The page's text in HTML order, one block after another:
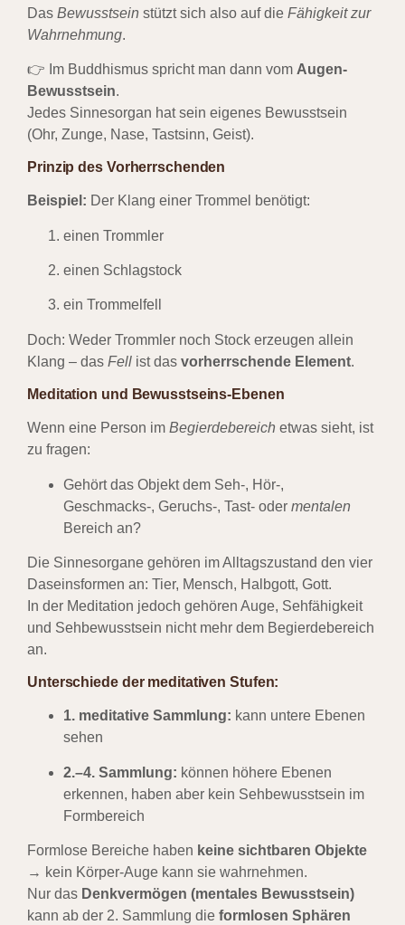
Das Bewusstsein stützt sich also auf die Fähigkeit zur
Wahrnehmung.
👉 Im Buddhismus spricht man dann vom Augen-
Bewusstsein.
Jedes Sinnesorgan hat sein eigenes Bewusstsein
(Ohr, Zunge, Nase, Tastsinn, Geist).
Prinzip des Vorherrschenden
Beispiel: Der Klang einer Trommel benötigt:
einen Trommler
einen Schlagstock
ein Trommelfell
Doch: Weder Trommler noch Stock erzeugen allein
Klang – das Fell ist das vorherrschende Element.
Meditation und Bewusstseins-Ebenen
Wenn eine Person im Begierdebereich etwas sieht, ist
zu fragen:
Gehört das Objekt dem Seh-, Hör-,
Geschmacks-, Geruchs-, Tast- oder mentalen
Bereich an?
Die Sinnesorgane gehören im Alltagszustand den vier
Daseinsformen an: Tier, Mensch, Halbgott, Gott.
In der Meditation jedoch gehören Auge, Sehfähigkeit
und Sehbewusstsein nicht mehr dem Begierdebereich
an.
Unterschiede der meditativen Stufen:
1. meditative Sammlung: kann untere Ebenen
sehen
2.–4. Sammlung: können höhere Ebenen
erkennen, haben aber kein Sehbewusstsein im
Formbereich
Formlose Bereiche haben keine sichtbaren Objekte
→ kein Körper-Auge kann sie wahrnehmen.
Nur das Denkvermögen (mentales Bewusstsein)
kann ab der 2. Sammlung die formlosen Sphären